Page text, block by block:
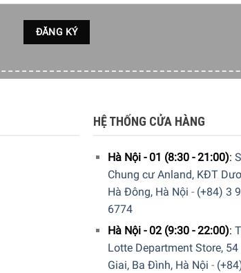
HỆ THỐNG CỬA HÀNG
Hà Nội - 01 (8:30 - 21:00):
Chung cư Anland, KĐT
Hà Đông, Hà Nội - (+84) 3
6774
Hà Nội - 02 (9:30 - 22:00):
Lotte Department Store, 54
Giai, Ba Đình, Hà Nội -